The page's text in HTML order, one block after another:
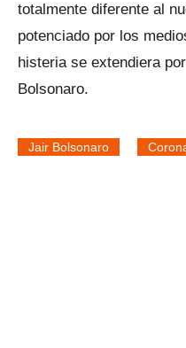
totalmente diferente al
potenciado por los
histeria se extendiera
Bolsonaro.
Jair Bolsonaro